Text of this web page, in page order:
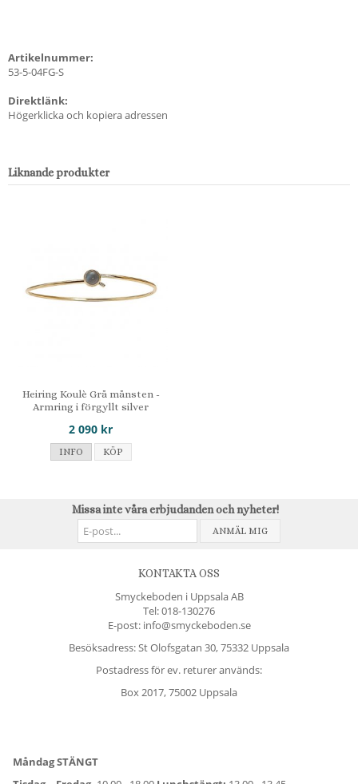
Artikelnummer:
53-5-04FG-S
Direktlänk:
Högerklicka och kopiera adressen
Liknande produkter
Heiring Koulè Grå månsten -
Armring i förgyllt silver
2 090 kr
INFO KÖP
Missa inte våra erbjudanden och nyheter!
ANMÄL MIG
KONTAKTA OSS
Smyckeboden i Uppsala AB
Tel:018-130276
E-post: info@smyckeboden.se
Besöksadress: St Olofsgatan 30, 75332 Uppsala
Postadress för ev. returer används:
Box 2017, 75002 Uppsala
Måndag STÄNGT